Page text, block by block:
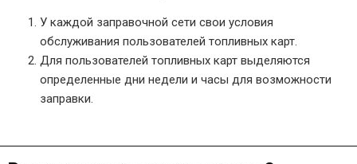
У каждой заправочной сети свои условия
обслуживания пользователей топливных карт.
Для пользователей топливных карт выделяются
определенные дни недели и часы для возможности
заправки.